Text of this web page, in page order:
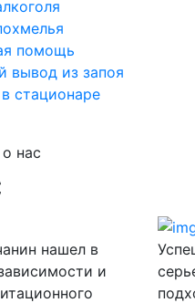
помощь
вывод из запоя
стационаре
нас
нашел в
и